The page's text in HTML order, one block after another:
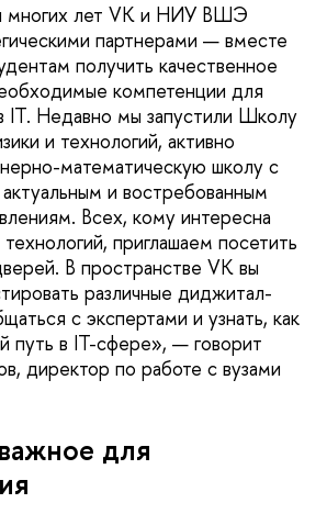
многих лет VK и НИУ ВШЭ
партнерами — вместе
получить качественное
компетенции для
IT. Недавно мы запустили Школу
и технологий, активно
математическую школу с
и востребованным
Всех, кому интересна
приглашаем посетить
В пространстве VK вы
различные диджитал-
с экспертами и узнать, как
путь в IT-сфере», — говорит
директор по работе с вузами
для